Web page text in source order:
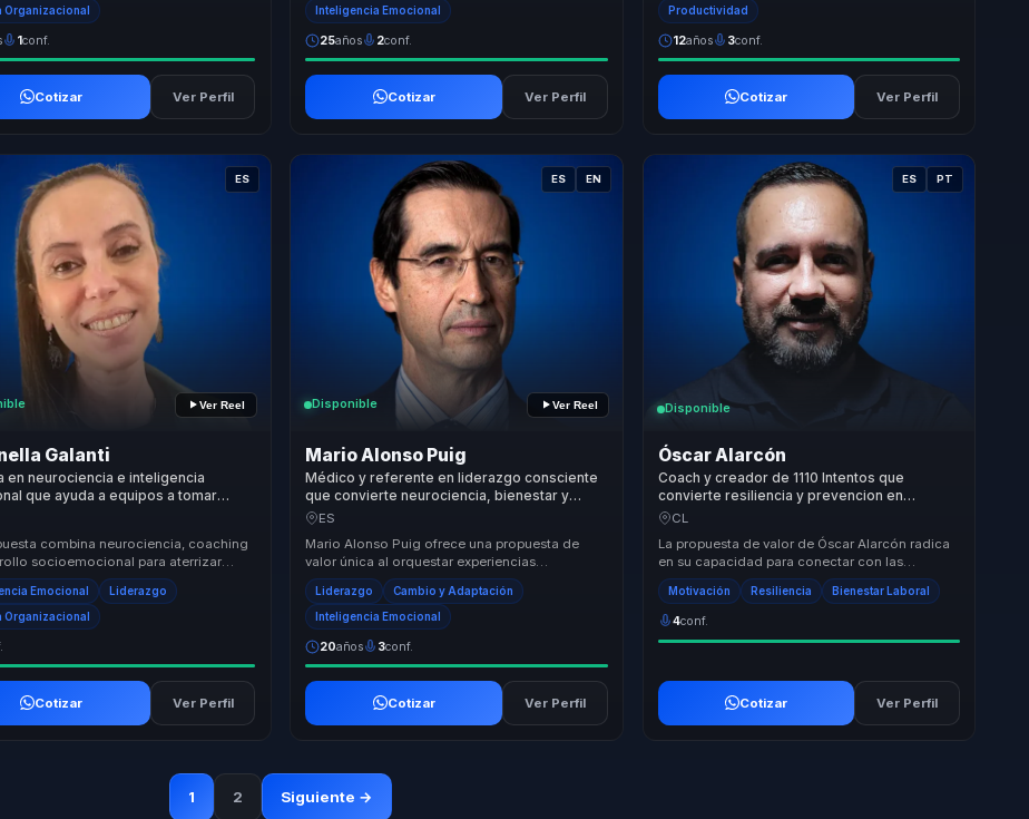
Organizacional
1conf.
Cotizar Ver Perfil
Inteligencia Emocional
25años 2conf.
Cotizar Ver Perfil
Productividad
12años 3conf.
Cotizar Ver Perfil
ES
Ver Reel
Galanti
en neurociencia e inteligencia
que ayuda a equipos a tomar
decisiones de bienestar y liderazgo.
combina neurociencia, coaching
socioemocional para aterrizar
y liderazgo en practicas concretas.
Emocional Liderazgo
Organizacional
Cotizar Ver Perfil
ES EN
Disponible Ver Reel
Mario Alonso Puig
Médico y referente en liderazgo consciente
que convierte neurociencia, bienestar y
propósito en cambio sostenible para líderes
ES
Mario Alonso Puig ofrece una propuesta de
valor única al orquestar experiencias
transformadoras para líderes, directivos y
responsables d...
Liderazgo Cambio y Adaptación
Inteligencia Emocional
20años 3conf.
Cotizar Ver Perfil
ES PT
Disponible
Óscar Alarcón
Coach y creador de 1110 Intentos que
convierte resiliencia y prevencion en
bienestar para jovenes, lideres y equipos de
CL
La propuesta de valor de Óscar Alarcón radica
en su capacidad para conectar con las
audiencias a través de su experiencia personal
y su e...
Motivación Resiliencia Bienestar Laboral
4conf.
Cotizar Ver Perfil
1 2 Siguiente →